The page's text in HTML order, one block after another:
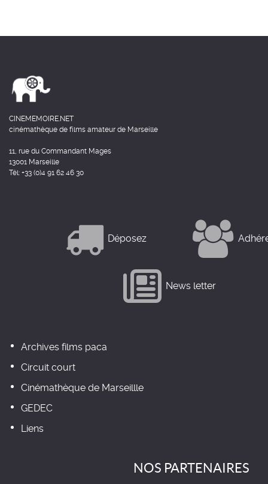
CINEMEMOIRE.NET
cinémathèque de films amateur de Marseille
11, rue du Commandant Mages
13001 Marseille
Tél: +33 (0)4 91 62 46 30
Déposez
News letter
Archives films paca
Circuit court
Cinémathèque de Marseillle
GEDEC
Liens
NOS PARTENAIRES